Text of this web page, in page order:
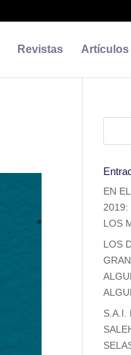
Revistas Artículos
EN
2019:
LOS
LOS
S.A.I.